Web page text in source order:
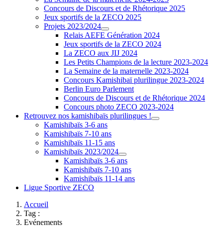
Concours de Discours et de Rhétorique 2025
Jeux sportifs de la ZECO 2025
Projets 2023/2024
Relais AEFE Génération 2024
Jeux sportifs de la ZECO 2024
La ZECO aux JIJ 2024
Les Petits Champions de la lecture 2023-2024
La Semaine de la maternelle 2023-2024
Concours Kamishibaï plurilingue 2023-2024
Berlin Euro Parlement
Concours de Discours et de Rhétorique 2024
Concours photo ZECO 2023-2024
Retrouvez nos kamishibaïs plurilingues !
Kamishibaïs 3-6 ans
Kamishibaïs 7-10 ans
Kamishibaïs 11-15 ans
Kamishibaïs 2023/2024
Kamishibaïs 3-6 ans
Kamishibaïs 7-10 ans
Kamishibaïs 11-14 ans
Ligue Sportive ZECO
Accueil
Tag :
Evénements